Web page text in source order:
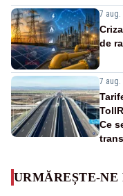
7 aug.
de
7 aug.
Ce
URMĂREȘTE-NE